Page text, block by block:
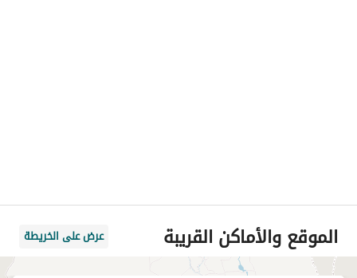
الموقع والأماكن القريبة عرض على الخريطة